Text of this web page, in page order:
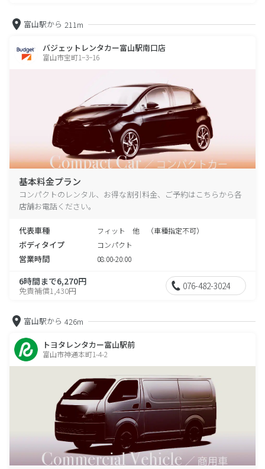
富山駅から 211m
バジェットレンタカー富山駅南口店
富山市宝町1−3−16
基本料金プラン
コンパクトのレンタル、お得な割引料金、ご予約はこちらから各
店舗お電話ください。
代表車種 フィット 他 （車種指定不可）
ボディタイプ コンパクト
営業時間 08:00-20:00
6時間まで6,270円
免責補償1,430円 076-482-3024
富山駅から 426m
トヨタレンタカー富山駅前
富山市神通本町1-4-2